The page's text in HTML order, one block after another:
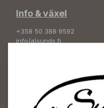
Info & växel
+358 50 388 9592
info(a)sunds.fi
Sunds Trädgård Ab
Svedenvägen 66
68660 Jakobstad